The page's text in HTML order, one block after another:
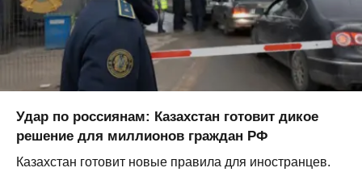
Удар по россиянам: Казахстан готовит дикое
решение для миллионов граждан РФ
Казахстан готовит новые правила для иностранцев.